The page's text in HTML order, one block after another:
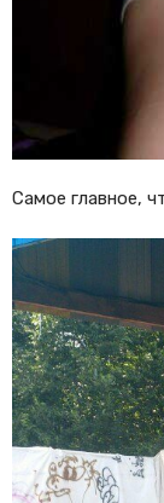
Самое главное,